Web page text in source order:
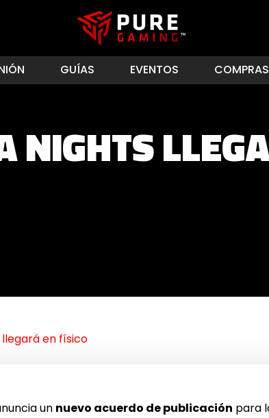
GUÍAS EVENTOS COMPRAS
NIGHTS
llegará en físico
un nuevo acuerdo de publicación para